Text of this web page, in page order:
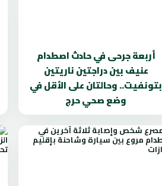
أربعة جرحى في حادث اصطدام
عنيف بين دراجتين ناريتين
بتونفيت.. وحالتان على الأقل في
وضع صحي حرج